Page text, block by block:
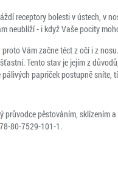
receptory bolesti v ústech, v
neublíží - i když Vaše pocity
Vám začne téct z očí i z
Tento stav je jejím z
papriček postupně sníte,
průvodce pěstováním,
80-7529-101-1.